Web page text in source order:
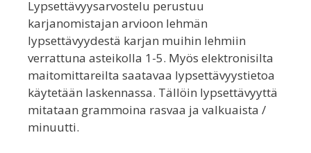
Lypsettävyysarvostelu perustuu
karjanomistajan arvioon lehmän
lypsettävyydestä karjan muihin lehmiin
verrattuna asteikolla 1-5. Myös elektronisilta
maitomittareilta saatavaa lypsettävyystietoa
käytetään laskennassa. Tällöin lypsettävyyttä
mitataan grammoina rasvaa ja valkuaista /
minuutti.